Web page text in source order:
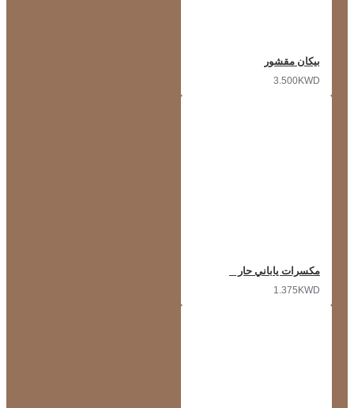
بيكان مقشور
3.500KWD
مكسرات ياباني حار
1.375KWD